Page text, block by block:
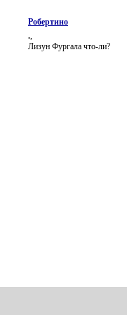
Робертино
.
Лизун Фургала что-ли?